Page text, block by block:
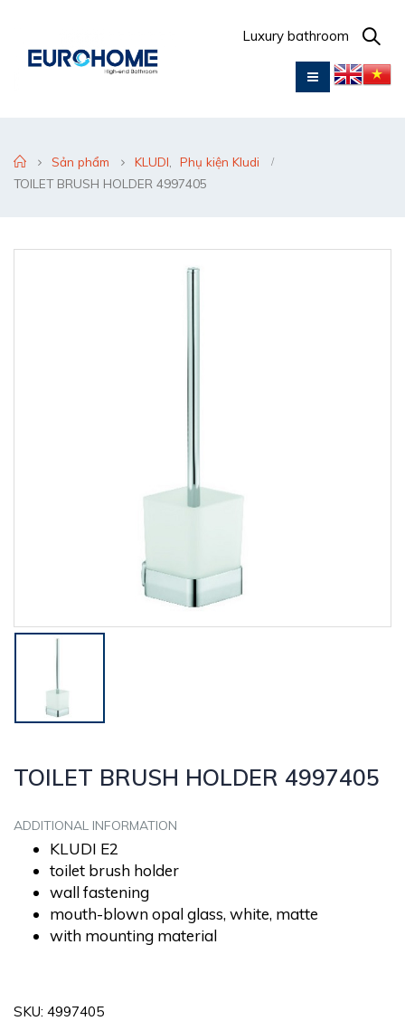
Luxury bathroom
Sản phẩm KLUDI
Phụ kiện Kludi
TOILET BRUSH HOLDER 4997405
TOILET BRUSH HOLDER 4997405
ADDITIONAL INFORMATION
KLUDI E2
toilet brush holder
wall fastening
mouth-blown opal glass, white, matte
with mounting material
SKU: 4997405